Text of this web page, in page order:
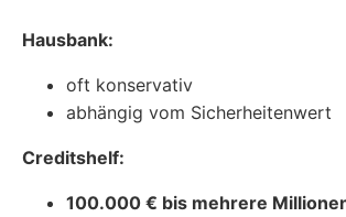
Hausbank:
oft konservativ
abhängig vom Sicherheitenwert
Creditshelf:
100.000 € bis mehrere